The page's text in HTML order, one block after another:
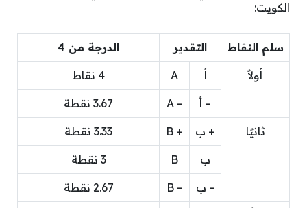
الكويت:
سلم النقاط التقدير الدرجة من 4
أولاً أ A 4 نقاط
– أ – A 3.67 نقطة
ثانيًا + ب + B 3.33 نقطة
ب B 3 نقطة
– ب – B 2.67 نقطة